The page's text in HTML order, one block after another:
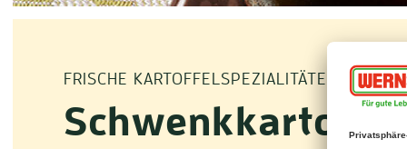
FRISCHE KARTOFFELSPEZIALITÄTEN